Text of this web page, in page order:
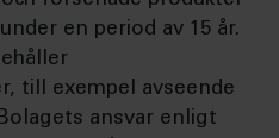
en period av 15 år.
till exempel avseende
ansvar enligt